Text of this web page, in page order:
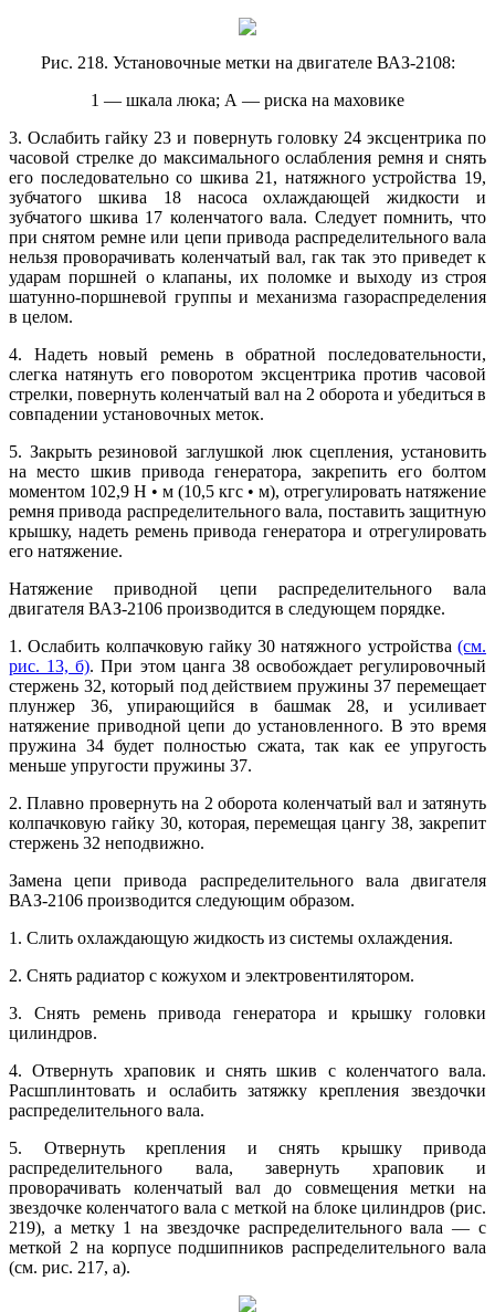
Рис. 218. Установочные метки на двигателе ВАЗ-2108:
1 — шкала люка; А — риска на маховике
3. Ослабить гайку 23 и повернуть головку 24 эксцентрика по
часовой стрелке до максимального ослабления ремня и снять
его последовательно со шкива 21, натяжного устройства 19,
зубчатого шкива 18 насоса охлаждающей жидкости и
зубчатого шкива 17 коленчатого вала. Следует помнить, что
при снятом ремне или цепи привода распределительного вала
нельзя проворачивать коленчатый вал, гак так это приведет к
ударам поршней о клапаны, их поломке и выходу из строя
шатунно-поршневой группы и механизма газораспределения
в целом.
4. Надеть новый ремень в обратной последовательности,
слегка натянуть его поворотом эксцентрика против часовой
стрелки, повернуть коленчатый вал на 2 оборота и убедиться в
совпадении установочных меток.
5. Закрыть резиновой заглушкой люк сцепления, установить
на место шкив привода генератора, закрепить его болтом
моментом 102,9 Н • м (10,5 кгс • м), отрегулировать натяжение
ремня привода распределительного вала, поставить защитную
крышку, надеть ремень привода генератора и отрегулировать
его натяжение.
Натяжение приводной цепи распределительного вала
двигателя ВАЗ-2106 производится в следующем порядке.
1. Ослабить колпачковую гайку 30 натяжного устройства (см.
рис. 13, б). При этом цанга 38 освобождает регулировочный
стержень 32, который под действием пружины 37 перемещает
плунжер 36, упирающийся в башмак 28, и усиливает
натяжение приводной цепи до установленного. В это время
пружина 34 будет полностью сжата, так как ее упругость
меньше упругости пружины 37.
2. Плавно провернуть на 2 оборота коленчатый вал и затянуть
колпачковую гайку 30, которая, перемещая цангу 38, закрепит
стержень 32 неподвижно.
Замена цепи привода распределительного вала двигателя
ВАЗ-2106 производится следующим образом.
1. Слить охлаждающую жидкость из системы охлаждения.
2. Снять радиатор с кожухом и электровентилятором.
3. Снять ремень привода генератора и крышку головки
цилиндров.
4. Отвернуть храповик и снять шкив с коленчатого вала.
Расшплинтовать и ослабить затяжку крепления звездочки
распределительного вала.
5. Отвернуть крепления и снять крышку привода
распределительного вала, завернуть храповик и
проворачивать коленчатый вал до совмещения метки на
звездочке коленчатого вала с меткой на блоке цилиндров (рис.
219), а метку 1 на звездочке распределительного вала — с
меткой 2 на корпусе подшипников распределительного вала
(см. рис. 217, а).